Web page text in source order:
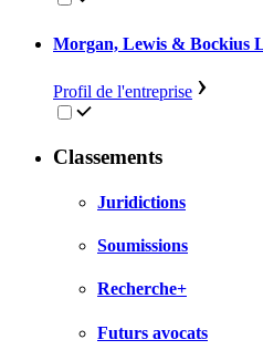
Morgan, Lewis & Bockius
Profil de l'entreprise
Classements
Juridictions
Soumissions
Recherche+
Futurs avocats